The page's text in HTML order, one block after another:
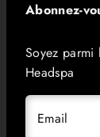
Abonnez-
Soyez parmi
Headspa
Email